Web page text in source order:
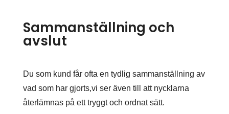
Sammanställning och
avslut
Du som kund får ofta en tydlig sammanställning av
vad som har gjorts,vi ser även till att nycklarna
återlämnas på ett tryggt och ordnat sätt.